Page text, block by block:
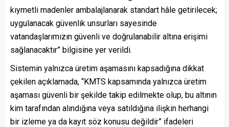
kıymetli madenler ambalajlanarak standart hâle getirilecek;
uygulanacak güvenlik unsurları sayesinde
vatandaşlarımızın güvenli ve doğrulanabilir altına erişimi
sağlanacaktır” bilgisine yer verildi.
Sistemin yalnızca üretim aşamasını kapsadığına dikkat
çekilen açıklamada, “KMTS kapsamında yalnızca üretim
aşaması güvenli bir şekilde takip edilmekte olup, bu altının
kim tarafından alındığına veya satıldığına ilişkin herhangi
bir izleme ya da kayıt söz konusu değildir” ifadeleri